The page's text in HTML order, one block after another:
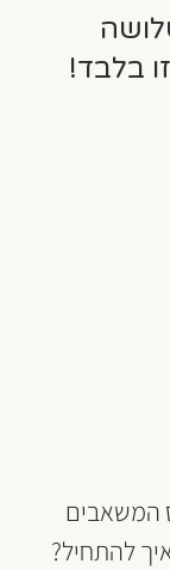
בלבד!
המשאבים
להתחיל?